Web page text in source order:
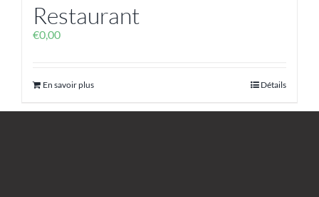
Restaurant
€0,00
En savoir plus Détails